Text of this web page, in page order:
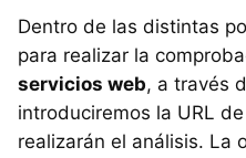
Dentro de las distintas
para realizar la
servicios web, a través
introduciremos la URL
realizarán el análisis. La